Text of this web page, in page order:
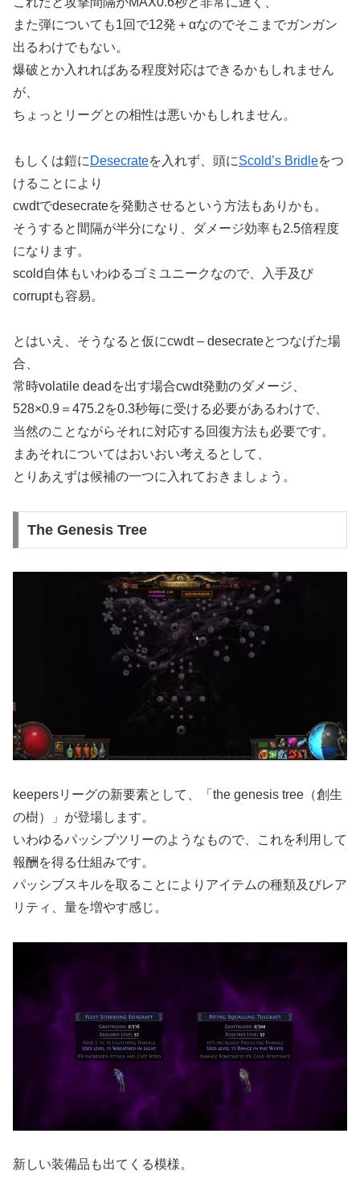
また弾についても1回で12発＋αなのでそこまでガンガン
出るわけでもない。
爆破とか入れればある程度対応はできるかもしれません
が、
ちょっとリーグとの相性は悪いかもしれません。
もしくは鎧に Desecrateを入れず、頭にScold’s Bridleをつ
けることにより
cwdtでdesecrateを発動させるという方法もありかも。
そうすると間隔が半分になり、ダメージ効率も2.5倍程度
になります。
scold自体もいわゆるゴミユニークなので、入手及び
corruptも容易。
とはいえ、そうなると仮にcwdt – desecrateとつなげた場
合、
常時volatile deadを出す場合cwdt発動のダメージ、
528×0.9＝475.2を0.3秒毎に受ける必要があるわけで、
当然のことながらそれに対応する回復方法も必要です。
まあそれについてはおいおい考えるとして、
とりあえずは候補の一つに入れておきましょう。
The Genesis Tree
keepersリーグの新要素として、「the genesis tree（創生
の樹）」が登場します。
いわゆるパッシブツリーのようなもので、これを利用して
報酬を得る仕組みです。
パッシブスキルを取ることによりアイテムの種類及びレア
リティ、量を増やす感じ。
新しい装備品も出てくる模様。